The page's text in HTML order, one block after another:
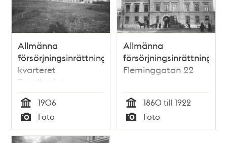
Allmänna
försörjningsinrättningen,
kvarteret
Tegelbruket
Tid
1906
Typ
Foto
Allmänna
försörjningsinrättningen,
Fleminggatan 22
Tid
1860 till 1922
Typ
Foto